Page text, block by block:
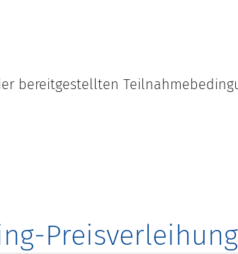
bereitgestellten
Preisverleihung